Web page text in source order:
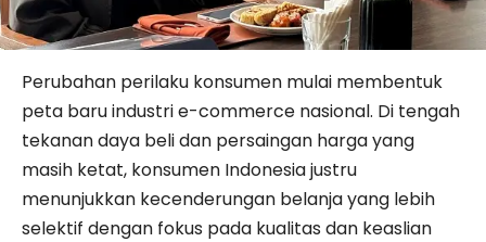
Perubahan perilaku konsumen mulai membentuk
peta baru industri e-commerce nasional. Di tengah
tekanan daya beli dan persaingan harga yang
masih ketat, konsumen Indonesia justru
menunjukkan kecenderungan belanja yang lebih
selektif dengan fokus pada kualitas dan keaslian